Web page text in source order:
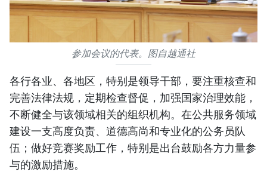
参加会议的代表。图自越通社
各行各业、各地区，特别是领导干部，要注重核查和
完善法律法规，定期检查督促，加强国家治理效能，
不断健全与该领域相关的组织机构。在公共服务领域
建设一支高度负责、道德高尚和专业化的公务员队
伍；做好竞赛奖励工作，特别是出台鼓励各方力量参
与的激励措施。